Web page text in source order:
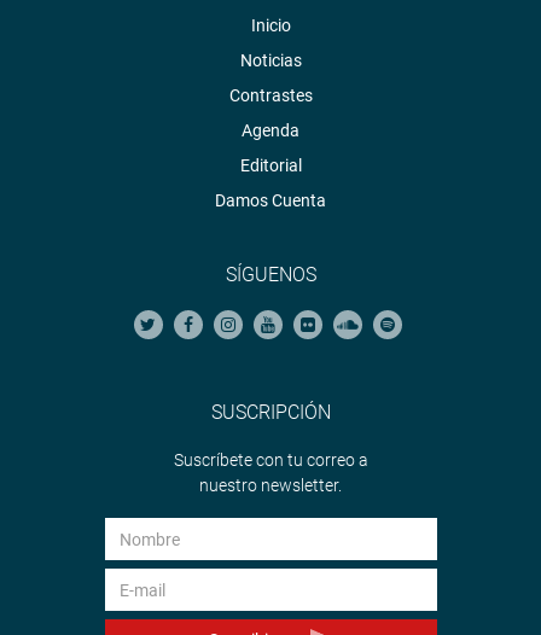
Inicio
Noticias
Contrastes
Agenda
Editorial
Damos Cuenta
SÍGUENOS
SUSCRIPCIÓN
Suscríbete con tu correo a
nuestro newsletter.